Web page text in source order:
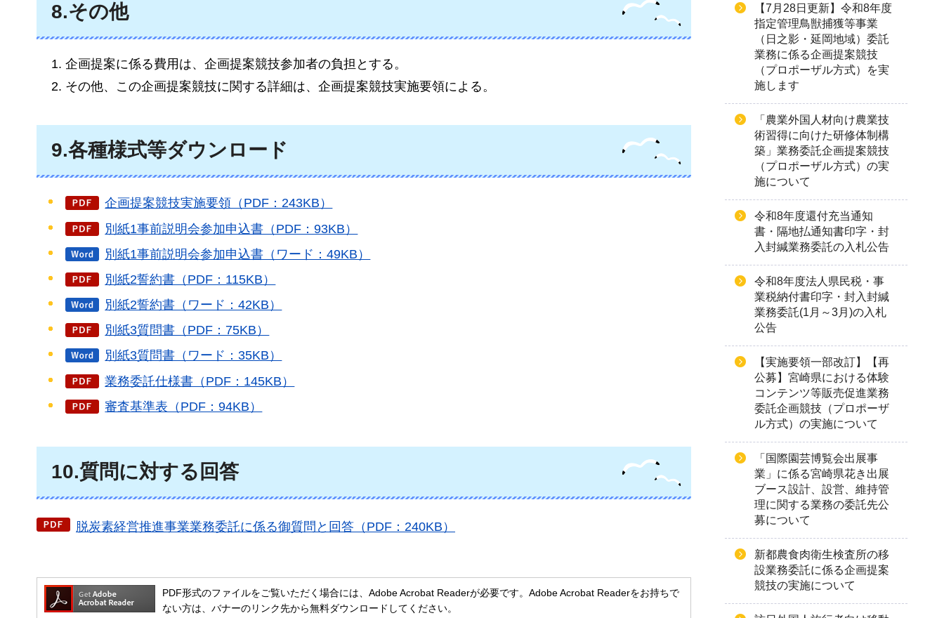
8.その他
企画提案に係る費用は、企画提案競技参加者の負担とする。
その他、この企画提案競技に関する詳細は、企画提案競技実施要領による。
9.各種様式等ダウンロード
企画提案競技実施要領（PDF：243KB）
別紙1事前説明会参加申込書（PDF：93KB）
別紙1事前説明会参加申込書（ワード：49KB）
別紙2誓約書（PDF：115KB）
別紙2誓約書（ワード：42KB）
別紙3質問書（PDF：75KB）
別紙3質問書（ワード：35KB）
業務委託仕様書（PDF：145KB）
審査基準表（PDF：94KB）
10.質問に対する回答
脱炭素経営推進事業業務委託に係る御質問と回答（PDF：240KB）
PDF形式のファイルをご覧いただく場合には、Adobe Acrobat Readerが必要です。Adobe Acrobat Readerをお持ちで
ない方は、バナーのリンク先から無料ダウンロードしてください。
【7月28日更新】令和8年度
指定管理鳥獣捕獲等事業
（日之影・延岡地域）委託
業務に係る企画提案競技
（プロポーザル方式）を実
施します
「農業外国人材向け農業技
術習得に向けた研修体制構
築」業務委託企画提案競技
（プロポーザル方式）の実
施について
令和8年度還付充当通知
書・隔地払通知書印字・封
入封緘業務委託の入札公告
令和8年度法人県民税・事
業税納付書印字・封入封緘
業務委託(1月～3月)の入札
公告
【実施要領一部改訂】【再
公募】宮崎県における体験
コンテンツ等販売促進業務
委託企画競技（プロポーザ
ル方式）の実施について
「国際園芸博覧会出展事
業」に係る宮崎県花き出展
ブース設計、設営、維持管
理に関する業務の委託先公
募について
新都農食肉衛生検査所の移
設業務委託に係る企画提案
競技の実施について